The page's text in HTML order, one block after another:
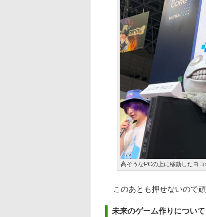
高そうなPCの上に移動したヨコ
このあとも押せないので頑
未来のゲーム作りについ